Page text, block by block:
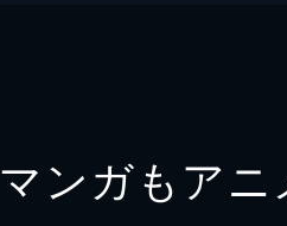
マンガもアニ